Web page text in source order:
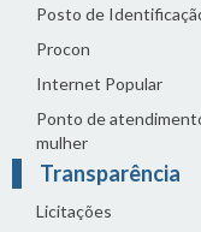
Posto de
Procon
Internet Popular
Ponto de
mulher
Transparência
Licitações